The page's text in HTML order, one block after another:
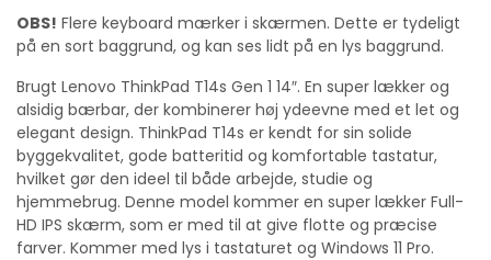
OBS! Flere keyboard mærker i skærmen. Dette er tydeligt
på en sort baggrund, og kan ses lidt på en lys baggrund.
Brugt Lenovo ThinkPad T14s Gen 1 14″. En super lækker og
alsidig bærbar, der kombinerer høj ydeevne med et let og
elegant design. ThinkPad T14s er kendt for sin solide
byggekvalitet, gode batteritid og komfortable tastatur,
hvilket gør den ideel til både arbejde, studie og
hjemmebrug. Denne model kommer en super lækker Full-
HD IPS skærm, som er med til at give flotte og præcise
farver. Kommer med lys i tastaturet og Windows 11 Pro.